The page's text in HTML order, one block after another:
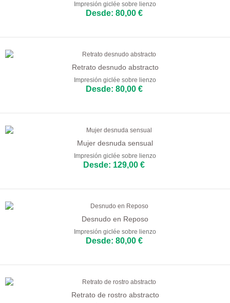
Impresión giclée sobre lienzo
Desde: 80,00 €
Retrato desnudo abstracto
Impresión giclée sobre lienzo
Desde: 80,00 €
Mujer desnuda sensual
Impresión giclée sobre lienzo
Desde: 129,00 €
Desnudo en Reposo
Impresión giclée sobre lienzo
Desde: 80,00 €
Retrato de rostro abstracto